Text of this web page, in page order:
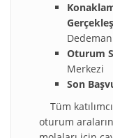
Oturum
Merkezi
Son
Tüm
oturum